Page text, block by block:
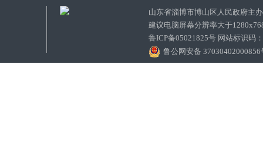
山东省淄博市博山区人民政府
建议电脑屏幕分辨率大于
鲁ICP备05021825号 网站标识码
鲁公网安备 37030402000856